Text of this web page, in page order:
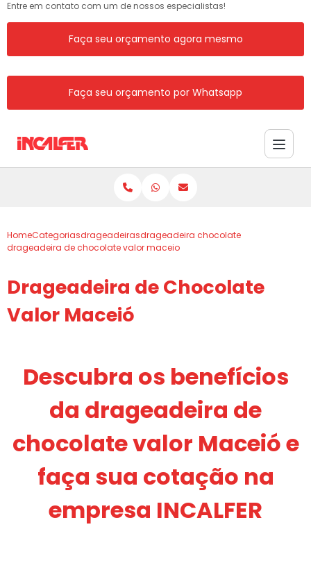
Entre em contato com um de nossos especialistas!
Faça seu orçamento agora mesmo
Faça seu orçamento por Whatsapp
HomeCategoriasdrageadeirasdrageadeira chocolate
drageadeira de chocolate valor maceio
Drageadeira de Chocolate
Valor Maceió
Descubra os benefícios
da drageadeira de
chocolate valor Maceió e
faça sua cotação na
empresa INCALFER